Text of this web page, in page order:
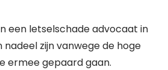
een letselschade advocaat in
zijn vanwege de hoge
ermee gepaard gaan.